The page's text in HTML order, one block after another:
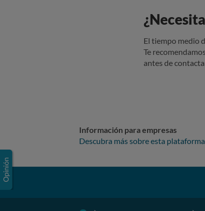
El tiempo medio
Te
antes de
Información para empresas
Descubra más sobre esta plataforma